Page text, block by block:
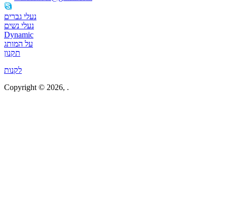
נעלי גברים
נעלי נשים
Dynamic
על המותג
תקנון
לקנות
Copyright © 2026, .